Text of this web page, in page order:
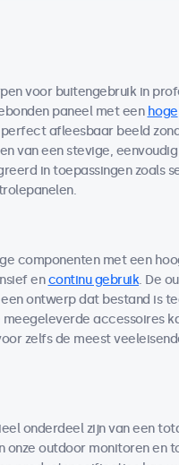
voor buitengebruik in
paneel met een hoge
afleesbaar beeld
van een stevige,
in toepassingen zoals
componenten met een
encontinu gebruik. De
ontwerp dat bestand is
accessoires
zelfs de meest
onderdeel zijn van een
outdoor monitoren en